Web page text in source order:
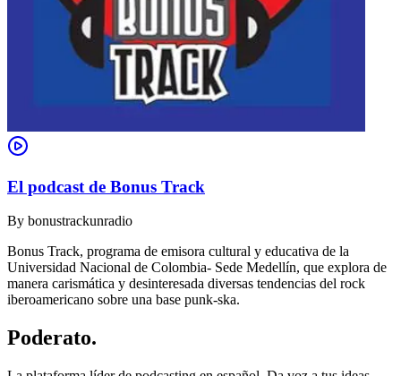
El podcast de Bonus Track
By bonustrackunradio
Bonus Track, programa de emisora cultural y educativa de la
Universidad Nacional de Colombia- Sede Medellín, que explora de
manera carismática y desinteresada diversas tendencias del rock
iberoamericano sobre una base punk-ska.
Poderato.